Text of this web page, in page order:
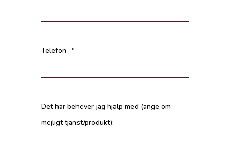
Telefon *
Det här behöver jag hjälp med (ange om
möjligt tjänst/produkt):